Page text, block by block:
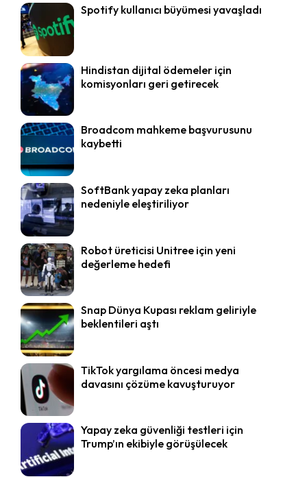
Spotify kullanıcı büyümesi yavaşladı
Hindistan dijital ödemeler için
komisyonları geri getirecek
Broadcom mahkeme başvurusunu
kaybetti
SoftBank yapay zeka planları
nedeniyle eleştiriliyor
Robot üreticisi Unitree için yeni
değerleme hedefi
Snap Dünya Kupası reklam geliriyle
beklentileri aştı
TikTok yargılama öncesi medya
davasını çözüme kavuşturuyor
Yapay zeka güvenliği testleri için
Trump’ın ekibiyle görüşülecek